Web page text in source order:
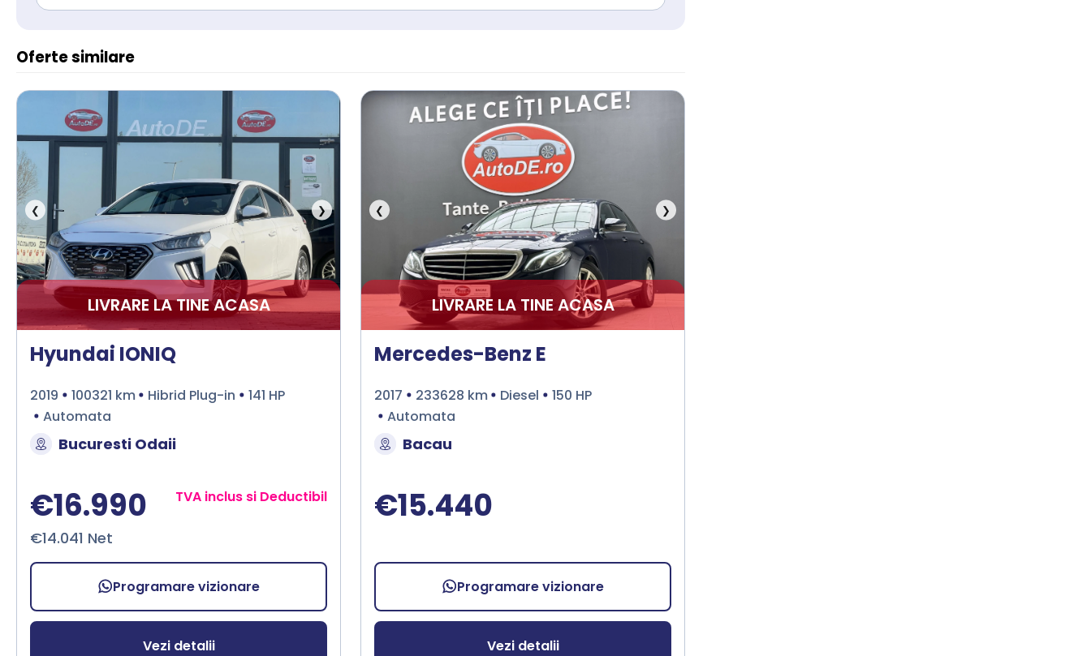
Oferte similare
❮ ❯
LIVRARE LA TINE ACASA
Hyundai IONIQ
2019 100321 km Hibrid Plug-in
141 HP
Automata
Bucuresti Odaii
€16.990
€14.041 Net
TVA inclus si Deductibil
Programare vizionare
Vezi detalii
❮ ❯
LIVRARE LA TINE ACASA
Mercedes-Benz E
2017 233628 km Diesel
150 HP
Automata
Bacau
€15.440
Programare vizionare
Vezi detalii